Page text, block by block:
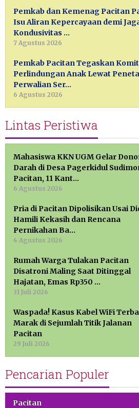
Pemkab dan Kemenag Pacitan
Isu Aliran Kepercayaan demi
Kondusivitas …
7 Agustus 2026
Pemkab Pacitan Tegaskan
Perlindungan Anak Lewat
Perwalian Ser…
6 Agustus 2026
Lintas Peristiwa
Mahasiswa KKN UGM Gelar
Darah di Desa Pagerkidul
Pacitan, 11 Kant…
6 Agustus 2026
Pria di Pacitan Dipolisikan Usai
Hamili Kekasih dan Rencana
Pernikahan Ba…
4 Agustus 2026
Rumah Warga Tulakan Pacitan
Disatroni Maling Saat Ditinggal
Hajatan, Emas Rp350 …
31 Juli 2026
Waspada! Kasus Kabel WiFi
Marak di Sejumlah Titik Jalanan
Pacitan
29 Juli 2026
Pencarian Populer
Pacitan